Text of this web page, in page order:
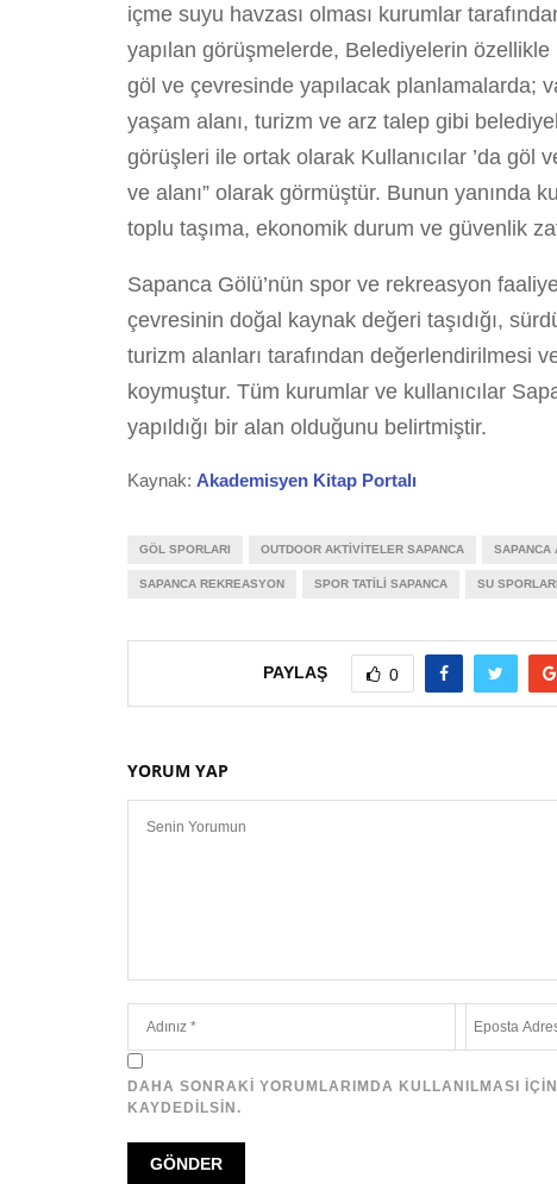
içme suyu havzası olması kurumlar
yapılan görüşmelerde, Belediyelerin
göl ve çevresinde yapılacak planlamalarda;
yaşam alanı, turizm ve arz talep gibi
görüşleri ile ortak olarak Kullanıcılar ’da göl
ve alanı” olarak görmüştür. Bunun yanında
toplu taşıma, ekonomik durum ve güvenlik
Sapanca Gölü’nün spor ve rekreasyon
çevresinin doğal kaynak değeri taşıdığı,
turizm alanları tarafından değerlendirilmesi
koymuştur. Tüm kurumlar ve kullanıcılar
yapıldığı bir alan olduğunu belirtmiştir.
Kaynak: Akademisyen Kitap Portalı
GÖL SPORLARI OUTDOOR AKTIVITELER SAPANCA SAPANCA
SAPANCA REKREASYON SPOR TATILI SAPANCA SU
PAYLAŞ 0
YORUM YAP
DAHA SONRAKI YORUMLARIMDA KULLANILMASI
KAYDEDILSIN.